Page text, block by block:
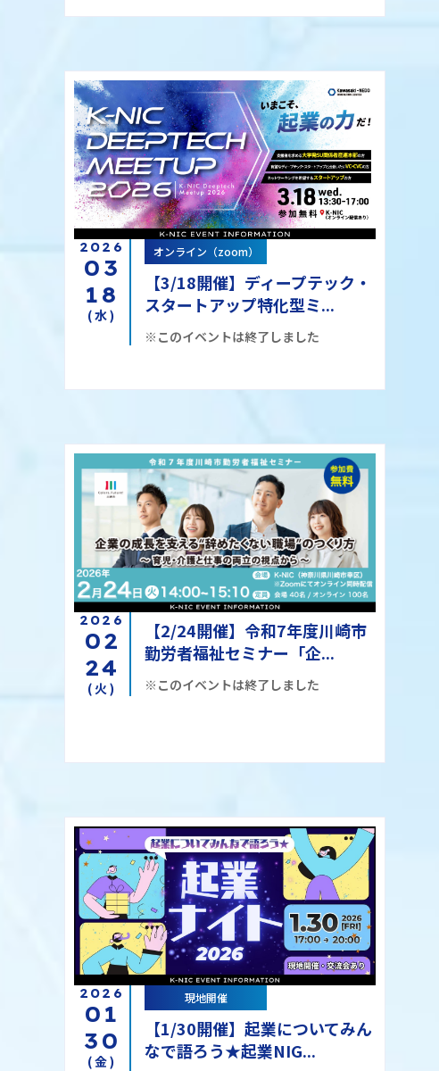
2026
03
18
(水)
現地開催
オンライン（zoom）
【3/18開催】ディープテック・
スタートアップ特化型ミ...
※このイベントは終了しました
2026
02
24
(火)
【2/24開催】令和7年度川崎市
勤労者福祉セミナー「企...
※このイベントは終了しました
2026
01
30
(金)
現地開催
【1/30開催】起業についてみん
なで語ろう★起業NIG...